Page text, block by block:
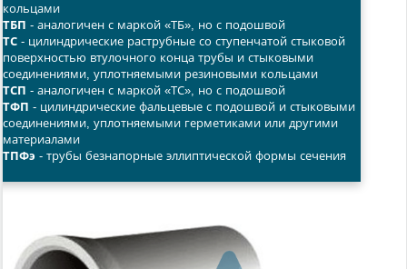
кольцами
ТБП - аналогичен с маркой «ТБ», но с подошвой
ТС - цилиндрические раструбные со ступенчатой стыковой
поверхностью втулочного конца трубы и стыковыми
соединениями, уплотняемыми резиновыми кольцами
ТСП - аналогичен с маркой «ТС», но с подошвой
ТФП - цилиндрические фальцевые с подошвой и стыковыми
соединениями, уплотняемыми герметиками или другими
материалами
ТПФэ - трубы безнапорные эллиптической формы сечения